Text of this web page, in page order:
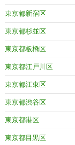
東京都新宿区
東京都杉並区
東京都板橋区
東京都江戸川区
東京都江東区
東京都渋谷区
東京都港区
東京都目黒区